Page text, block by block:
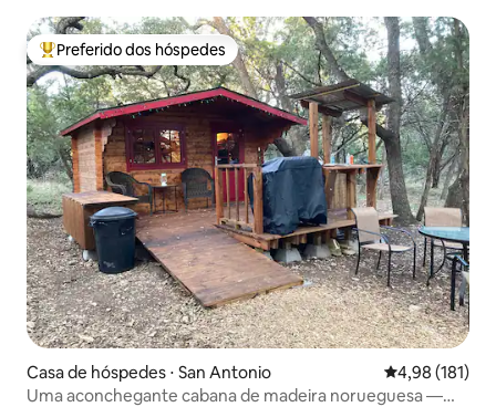
Entre os melhores preferidos dos hóspedes
Preferido dos hóspedes
Casa de hóspedes ⋅ San Antonio 4,98 de uma
4,98 (181)
Uma aconchegante cabana de madeira norueguesa —